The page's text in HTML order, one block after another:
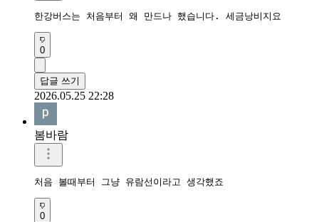
한강버스는 처음부터 왜 만드나 했습니다. 세금낭비지요
0
답글 쓰기
2026.05.25 22:28
봄바람
처음 볼때부터 그냥 유람선이라고 생각했죠
0